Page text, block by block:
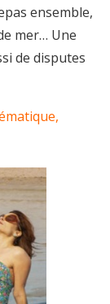
ensemble,
mer… Une
de disputes